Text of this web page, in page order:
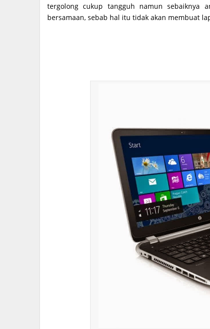
tergolong cukup tangguh namun sebaiknya
bersamaan, sebab hal itu tidak akan membuat